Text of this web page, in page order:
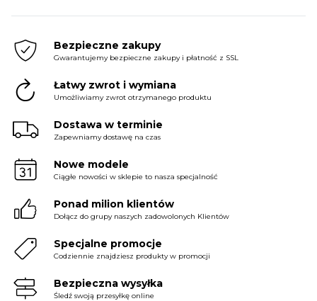
Bezpieczne zakupy
Gwarantujemy bezpieczne zakupy i płatność z SSL
Łatwy zwrot i wymiana
Umożliwiamy zwrot otrzymanego produktu
Dostawa w terminie
Zapewniamy dostawę na czas
Nowe modele
Ciągłe nowości w sklepie to nasza specjalność
Ponad milion klientów
Dołącz do grupy naszych zadowolonych Klientów
Specjalne promocje
Codziennie znajdziesz produkty w promocji
Bezpieczna wysyłka
Śledź swoją przesyłkę online